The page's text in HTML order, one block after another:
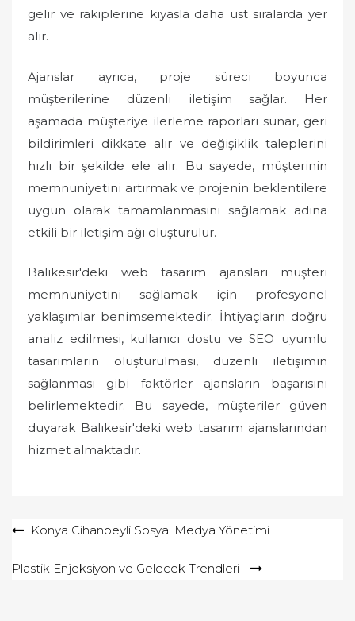
gelir ve rakiplerine kıyasla daha üst sıralarda yer
alır.
Ajanslar ayrıca, proje süreci boyunca
müşterilerine düzenli iletişim sağlar. Her
aşamada müşteriye ilerleme raporları sunar, geri
bildirimleri dikkate alır ve değişiklik taleplerini
hızlı bir şekilde ele alır. Bu sayede, müşterinin
memnuniyetini artırmak ve projenin beklentilere
uygun olarak tamamlanmasını sağlamak adına
etkili bir iletişim ağı oluşturulur.
Balıkesir'deki web tasarım ajansları müşteri
memnuniyetini sağlamak için profesyonel
yaklaşımlar benimsemektedir. İhtiyaçların doğru
analiz edilmesi, kullanıcı dostu ve SEO uyumlu
tasarımların oluşturulması, düzenli iletişimin
sağlanması gibi faktörler ajansların başarısını
belirlemektedir. Bu sayede, müşteriler güven
duyarak Balıkesir'deki web tasarım ajanslarından
hizmet almaktadır.
YazıKonya Cihanbeyli Sosyal Medya Yönetimi
Plastik Enjeksiyon ve Gelecek Trendleri